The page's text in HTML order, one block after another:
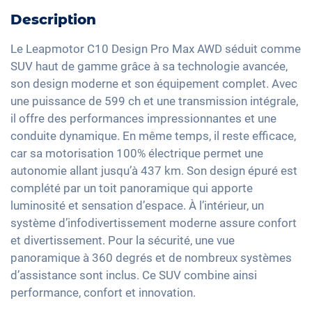
Chargement du câble mode 3 type 2
Feux arrière à LED
Rétroviseurs extérieurs à réglage électrique
20" jantes en aluminium
Détection de fatigue
Contrôle de pression des pneus
Assistant de freinage d'urgence
Dispositif mains-libres
Commande vocale
Ecran tactile
Recharge téléphone sans fil
Full Digital Cockpit
Interface USB-C
Toit panoramique
Climatisation Bi-Zone
Keyless Entry & Go
Sièges chauffants avant
Vitres surteintées
Lumière d'ambiance
Volant chauffant
Accoudoir central pour les sièges avant
Sièges ventilés
Camera à 360 degrés
Banquette rabbattable
Barres de toit
Description
Le Leapmotor C10 Design Pro Max AWD séduit comme
SUV haut de gamme grâce à sa technologie avancée,
son design moderne et son équipement complet. Avec
une puissance de 599 ch et une transmission intégrale,
il offre des performances impressionnantes et une
conduite dynamique. En même temps, il reste efficace,
car sa motorisation 100% électrique permet une
autonomie allant jusqu’à 437 km. Son design épuré est
complété par un toit panoramique qui apporte
luminosité et sensation d’espace. À l’intérieur, un
système d’infodivertissement moderne assure confort
et divertissement. Pour la sécurité, une vue
panoramique à 360 degrés et de nombreux systèmes
d’assistance sont inclus. Ce SUV combine ainsi
performance, confort et innovation.